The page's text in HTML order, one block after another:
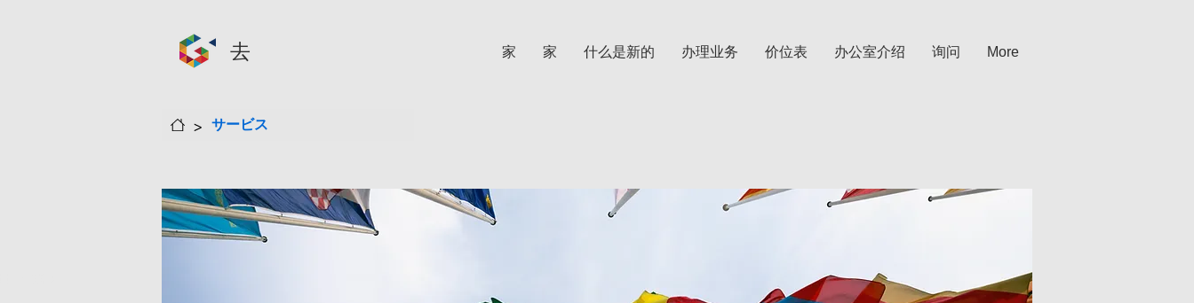
去 家 家 什么是新的 办理业务 价位表 办公室介绍 询问 More
> サービス